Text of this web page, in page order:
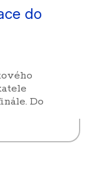
do
Do